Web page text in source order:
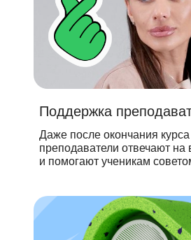
Поддержка
Даже после окончания
преподаватели отвечают на
и помогают ученикам